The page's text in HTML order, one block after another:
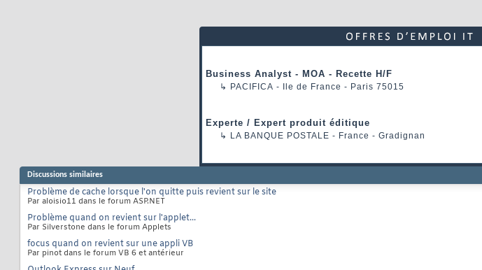
Business Analyst - MOA - Recette H/F
↳ PACIFICA - Ile de France - Paris 75015
Experte / Expert produit éditique
↳ LA BANQUE POSTALE - France - Gradignan
Discussions similaires
Problème de cache lorsque l'on quitte puis revient sur le site
Par aloisio11 dans le forum ASP.NET
Problème quand on revient sur l'applet...
Par Silverstone dans le forum Applets
focus quand on revient sur une appli VB
Par pinot dans le forum VB 6 et antérieur